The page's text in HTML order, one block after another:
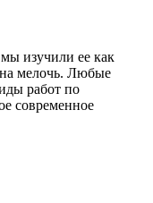
изучили ее как
мелочь. Любые
работ по
современное